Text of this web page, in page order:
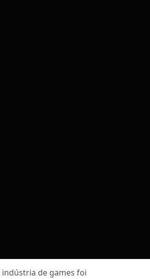
indústria de games foi